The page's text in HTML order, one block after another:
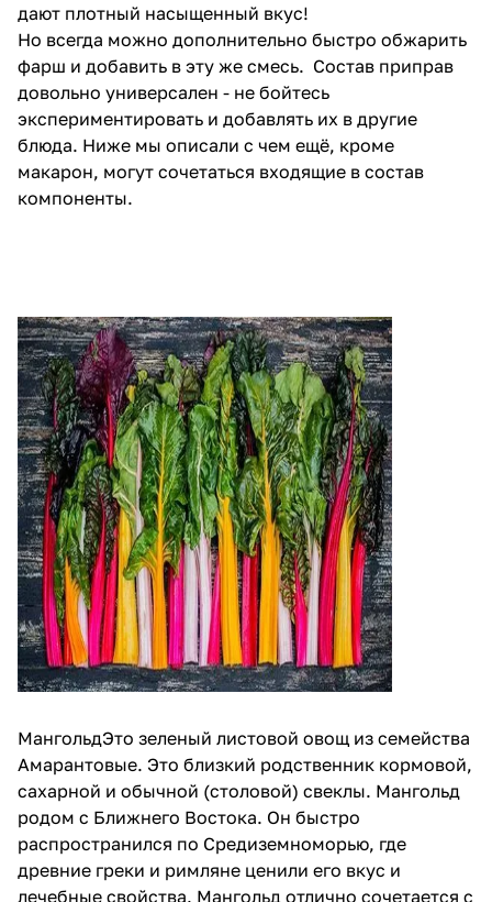
дают плотный насыщенный вкус!
Но всегда можно дополнительно быстро обжарить
фарш и добавить в эту же смесь. Состав приправ
довольно универсален - не бойтесь
экспериментировать и добавлять их в другие
блюда. Ниже мы описали с чем ещё, кроме
макарон, могут сочетаться входящие в состав
компоненты.
МангольдЭто зеленый листовой овощ из семейства
Амарантовые. Это близкий родственник кормовой,
сахарной и обычной (столовой) свеклы. Мангольд
родом с Ближнего Востока. Он быстро
распространился по Средиземноморью, где
древние греки и римляне ценили его вкус и
лечебные свойства. Мангольд отлично сочетается с